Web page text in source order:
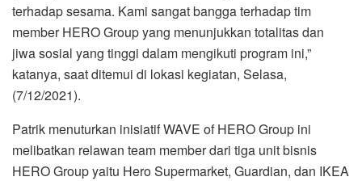
terhadap sesama. Kami sangat bangga terhadap tim
member HERO Group yang menunjukkan totalitas dan
jiwa sosial yang tinggi dalam mengikuti program ini,”
katanya, saat ditemui di lokasi kegiatan, Selasa,
(7/12/2021).
Patrik menuturkan inisiatif WAVE of HERO Group ini
melibatkan relawan team member dari tiga unit bisnis
HERO Group yaitu Hero Supermarket, Guardian, dan IKEA